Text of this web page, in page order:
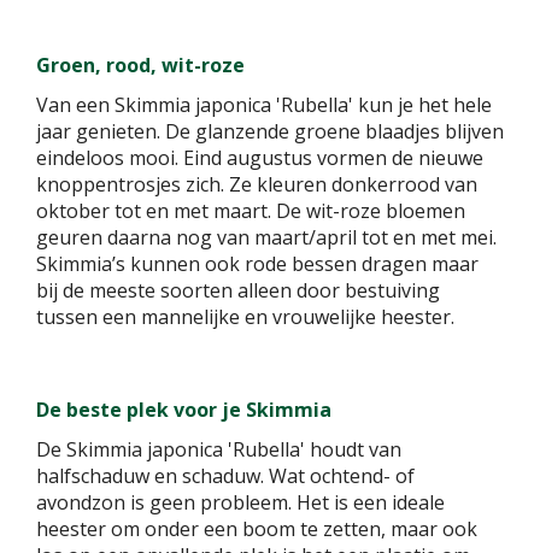
Groen, rood, wit-roze
Van een Skimmia japonica 'Rubella' kun je het hele
jaar genieten. De glanzende groene blaadjes blijven
eindeloos mooi. Eind augustus vormen de nieuwe
knoppentrosjes zich. Ze kleuren donkerrood van
oktober tot en met maart. De wit-roze bloemen
geuren daarna nog van maart/april tot en met mei.
Skimmia’s kunnen ook rode bessen dragen maar
bij de meeste soorten alleen door bestuiving
tussen een mannelijke en vrouwelijke heester.
De beste plek voor je Skimmia
De Skimmia japonica 'Rubella' houdt van
halfschaduw en schaduw. Wat ochtend- of
avondzon is geen probleem. Het is een ideale
heester om onder een boom te zetten, maar ook